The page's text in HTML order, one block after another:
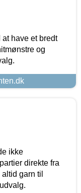
have et bredt
og
ikke
direkte fra
garn til